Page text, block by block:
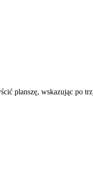
planszę, wskazując po